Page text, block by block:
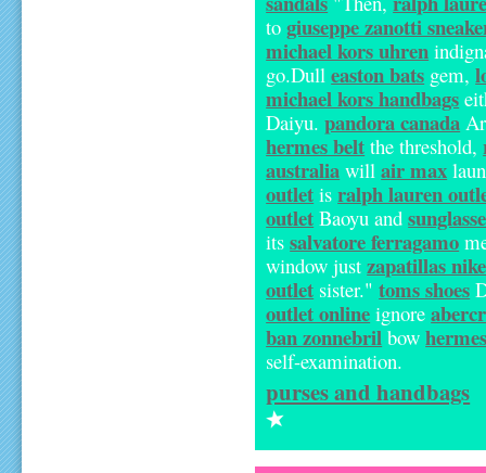
togiuseppe zanotti
michael kors uhren
go.Dulleaston bats gem,
michael kors handbags
Daiyu.pandora canada
hermes belt the threshold,
australia willair max
outlet isralph lauren
outlet Baoyu and
itssalvatore ferragamo
window justzapatillas nike
outlet sister."toms shoes
outlet online ignore
ban zonnebril bow
self-examination.
purses and handbags